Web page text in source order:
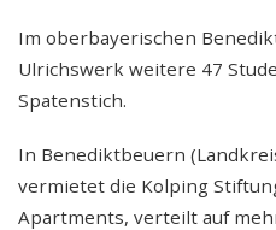
Reparaturmeldung
Bedienungsanleitungen
Stellenangebote
Im oberbayerischen
Ulrichswerk weitere 47
Spatenstich.
In Benediktbeuern
vermietet die Kolping
Apartments, verteilt auf